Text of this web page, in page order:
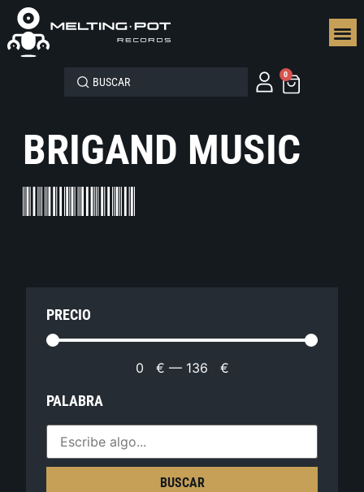
0
BRIGAND MUSIC
PRECIO
0 € — 136 €
PALABRA
BUSCAR